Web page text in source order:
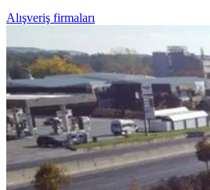
Alışveriş firmaları